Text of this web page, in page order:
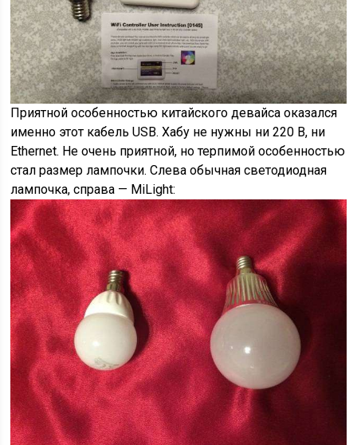
Приятной особенностью китайского девайса оказался
именно этот кабель USB. Хабу не нужны ни 220 В, ни
Ethernet. Не очень приятной, но терпимой особенностью
стал размер лампочки. Слева обычная светодиодная
лампочка, справа — MiLight: